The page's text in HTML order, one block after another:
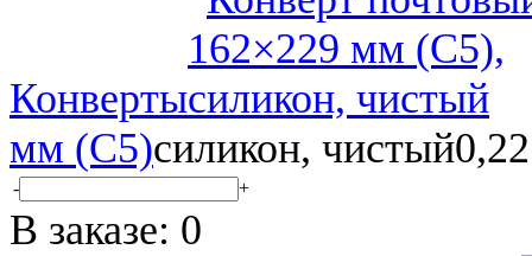
Конверты
мм (С5)силикон, чистый
- +
В заказе: 0